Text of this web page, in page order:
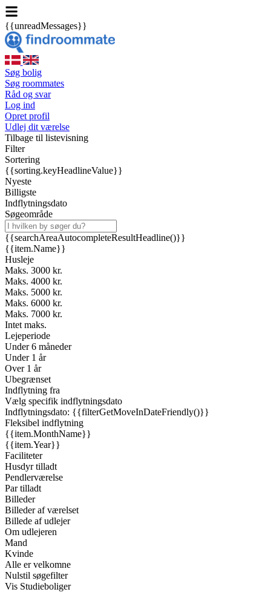
{{unreadMessages}}
Søg bolig
Søg roommates
Råd og svar
Log ind
Opret profil
Udlej dit værelse
Tilbage til listevisning
Filter
Sortering
{{sorting.keyHeadlineValue}}
Nyeste
Billigste
Indflytningsdato
Søgeområde
{{searchAreaAutocompleteResultHeadline()}}
{{item.Name}}
Husleje
Maks. 3000 kr.
Maks. 4000 kr.
Maks. 5000 kr.
Maks. 6000 kr.
Maks. 7000 kr.
Intet maks.
Lejeperiode
Under 6 måneder
Under 1 år
Over 1 år
Ubegrænset
Indflytning fra
Vælg specifik indflytningsdato
Indflytningsdato: {{filterGetMoveInDateFriendly()}}
Fleksibel indflytning
{{item.MonthName}}
{{item.Year}}
Faciliteter
Husdyr tilladt
Pendlerværelse
Par tilladt
Billeder
Billeder af værelset
Billede af udlejer
Om udlejeren
Mand
Kvinde
Alle er velkomne
Nulstil søgefilter
Vis Studieboliger